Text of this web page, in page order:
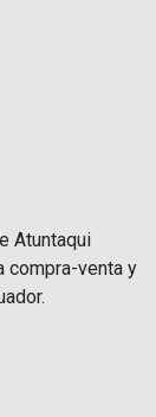
Atuntaqui
compra-venta y